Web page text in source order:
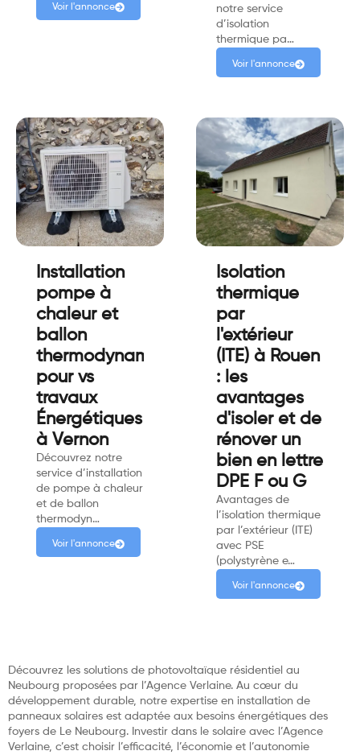
Voir l'annonce
notre service
d’isolation
thermique pa…
Voir l'annonce
Installation
pompe à
chaleur et
ballon
thermodynamique
pour vs
travaux
Énergétiques
à Vernon
Découvrez notre
service d’installation
de pompe à chaleur
et de ballon
thermodyn…
Voir l'annonce
Isolation
thermique
par
l'extérieur
(ITE) à Rouen
: les
avantages
d'isoler et de
rénover un
bien en lettre
DPE F ou G
Avantages de
l’isolation thermique
par l’extérieur (ITE)
avec PSE
(polystyrène e…
Voir l'annonce
Découvrez les solutions de photovoltaïque résidentiel au
Neubourg proposées par l’Agence Verlaine. Au cœur du
développement durable, notre expertise en installation de
panneaux solaires est adaptée aux besoins énergétiques des
foyers de Le Neubourg. Investir dans le solaire avec l’Agence
Verlaine, c’est choisir l’efficacité, l’économie et l’autonomie